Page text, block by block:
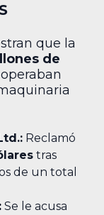
que la
de
Reclamó
tras
de un total
Se le acusa